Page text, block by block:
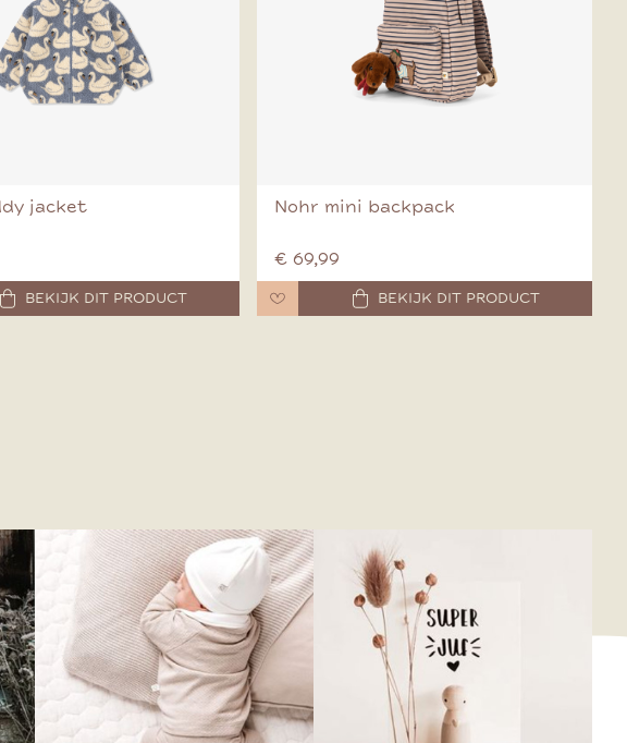
jacket
BEKIJK DIT PRODUCT
Nohr mini backpack
€ 69,99
BEKIJK DIT PRODUCT